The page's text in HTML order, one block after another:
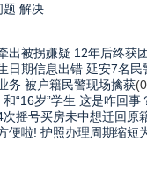
题 解决
出被拐嫌疑 12年后终获
日期信息出错 延安7名民
务 被户籍民警现场擒获
“16岁”学生 这是咋回事
摇号买房未中想迁回原
便啦! 护照办理周期缩短